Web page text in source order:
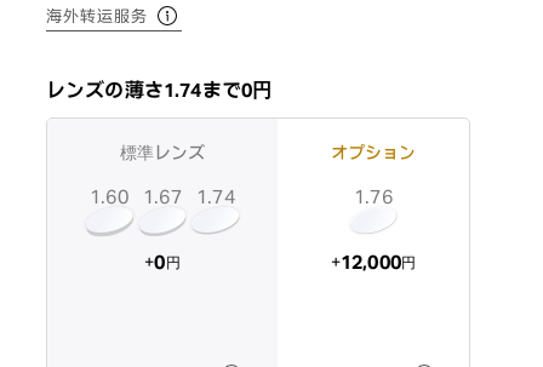
海外转运服务
レンズの薄さ1.74まで0円
標準レンズ
1.60 1.67 1.74
+0 円
オプション
1.76
+12,000円